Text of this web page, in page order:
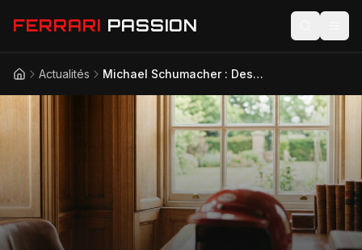
FERRARI PASSION
Actualités
Lifestyle
AccueilActualités Michael Schumacher : Des signes encourageants 13 ans après l'accident, son héritage triomphe